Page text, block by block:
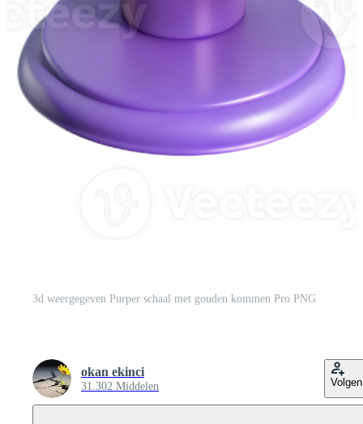
3d weergegeven Purper schaal met gouden kommen Pro PNG
okan ekinci
31.302 Middelen Volgen